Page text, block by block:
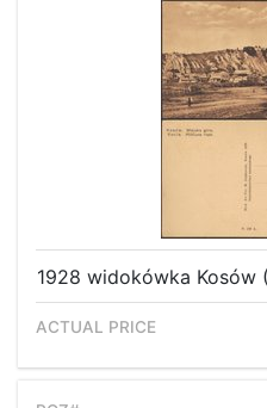
1928 widokówka Kosów